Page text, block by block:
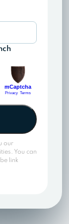
our
You can
link